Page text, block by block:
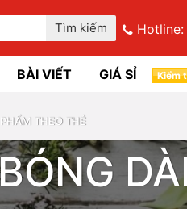
Tìm kiếm Hotline:
BÀI VIẾT GIÁ SỈ Kiểm
THEO THẺ